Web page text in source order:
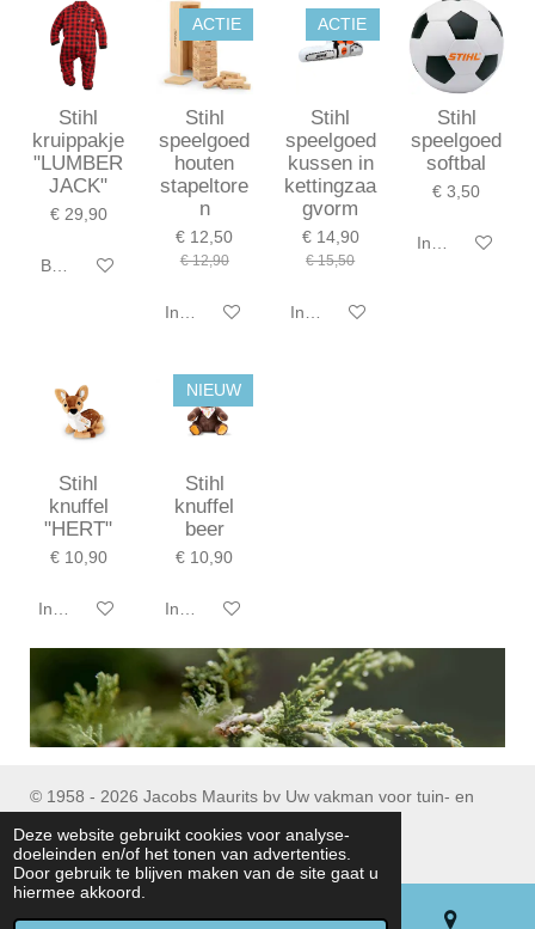
Deze website gebruikt cookies voor analyse-
doeleinden en/of het tonen van advertenties.
Door gebruik te blijven maken van de site gaat u
hiermee akkoord.
Stihl
kruippakje
"LUMBER
JACK"
€ 29,90
Bekijk details
ACTIE
Stihl
speelgoed
houten
stapeltore
n
€ 12,50
€ 12,90
In winkelwagen
ACTIE
Stihl
speelgoed
kussen in
kettingzaa
gvorm
€ 14,90
€ 15,50
In winkelwagen
Stihl
speelgoed
softbal
€ 3,50
In winkelwagen
Stihl
knuffel
"HERT"
€ 10,90
In winkelwagen
NIEUW
Stihl
knuffel
beer
€ 10,90
In winkelwagen
© 1958 - 2026 Jacobs Maurits bv Uw vakman voor tuin- en
Tel : (+32) 053/ 77 90 06